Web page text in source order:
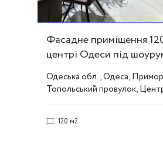
Фасадне приміщення
центрі Одеси під
магазин ID 53414
Одеська обл., Одеса,
Топольський провулок,
120 м2